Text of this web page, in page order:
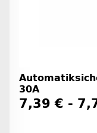
30A
7,39 € -